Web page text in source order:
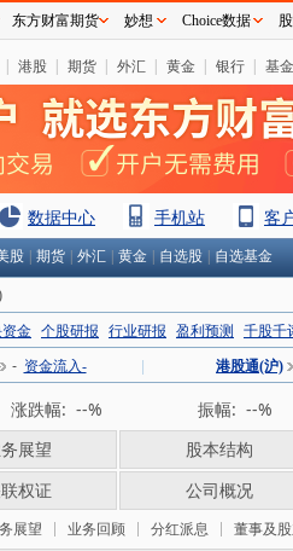
| 港股 | 期货 | 外汇 | 黄金 | 银行 | 基金
数据中心 手机站 客
股 期货 外汇 黄金 自选股 自选基金
金 个股研报 行业研报 盈利预测 千股千
- 资金流入- 港股通(沪)
涨跌幅: --% 振幅: --%
展望 股本结构
权证 公司概况
展望 业务回顾 分红派息 董事及
东方财富期货 妙想 Choice数据